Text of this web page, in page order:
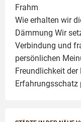
Frahm
Wie erhalten wir
Dämmung Wir
Verbindung und
persönlichen
Freundlichkeit der
Erfahrungsschatz